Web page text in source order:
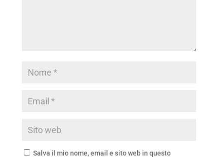
Salva il mio nome, email e sito web in questo